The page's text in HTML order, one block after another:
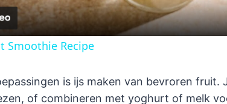
Smoothie Recipe
is ijs maken van bevroren fruit.
of combineren met yoghurt of melk